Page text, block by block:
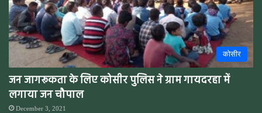
कोसीर
जन जागरूकता के लिए कोसीर पुलिस ने ग्राम गायदरहा में
लगाया जन चौपाल
December 3, 2021